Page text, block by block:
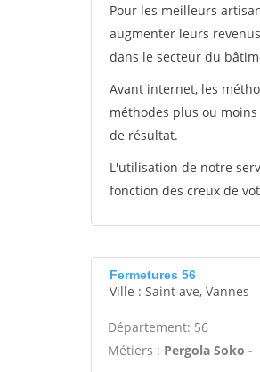
Pour les meilleurs
augmenter leurs
dans le secteur du
Avant internet, les
méthodes plus ou
de résultat.
L'utilisation de notre
fonction des creux de
Fermetures 56
Ville : Saint ave, Vannes
Département: 56
Métiers : Pergola Soko -